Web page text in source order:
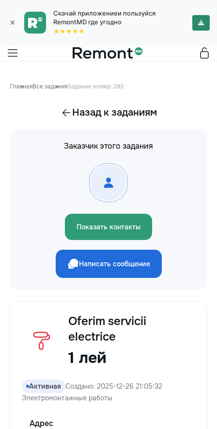
×
Скачай приложениеи пользуйся
RemontMD где угодно
★★★★★
ГлавнаяВсе заданияЗадание номер: 283
Назад к заданиям
Заказчик этого задания
Показать контакты
Написать сообщение
Oferim servicii
electrice
1 лей
Активная Создано: 2025-12-26 21:05:32
Электромонтажные работы
Адрес